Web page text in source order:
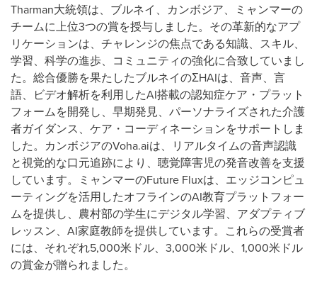
Tharman大統領は、ブルネイ、カンボジア、ミャンマーの
チームに上位3つの賞を授与しました。その革新的なアプ
リケーションは、チャレンジの焦点である知識、スキル、
学習、科学の進歩、コミュニティの強化に合致していまし
た。総合優勝を果たしたブルネイのΣHAIは、音声、言
語、ビデオ解析を利用したAI搭載の認知症ケア・プラット
フォームを開発し、早期発見、パーソナライズされた介護
者ガイダンス、ケア・コーディネーションをサポートしま
した。カンボジアのVoha.aiは、リアルタイムの音声認識
と視覚的な口元追跡により、聴覚障害児の発音改善を支援
しています。ミャンマーのFuture Fluxは、エッジコンピュ
ーティングを活用したオフラインのAI教育プラットフォー
ムを提供し、農村部の学生にデジタル学習、アダプティブ
レッスン、AI家庭教師を提供しています。これらの受賞者
には、それぞれ5,000米ドル、3,000米ドル、1,000米ドル
の賞金が贈られました。